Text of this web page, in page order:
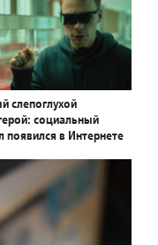
слепоглухой
социальный
появился в Интернете